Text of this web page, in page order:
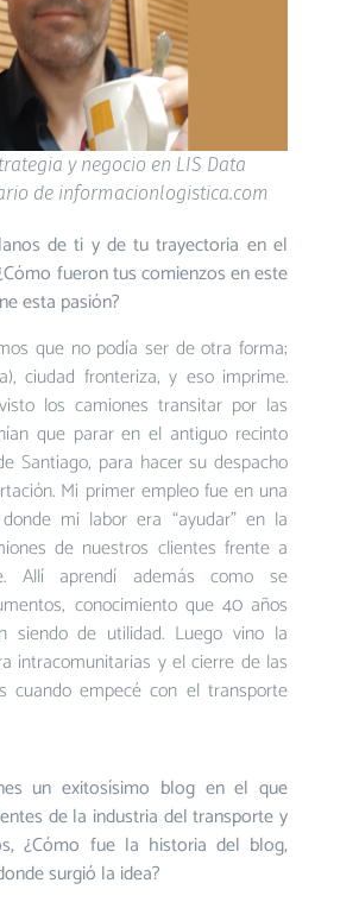
y negocio en LIS Data
de informacionlogistica.com
de ti y de tu trayectoria en el
fueron tus comienzos en este
esta pasión?
que no podía ser de otra forma;
ciudad fronteriza, y eso imprime.
los camiones transitar por las
que parar en el antiguo recinto
Santiago, para hacer su despacho
Mi primer empleo fue en una
mi labor era “ayudar” en la
de nuestros clientes frente a
Allí aprendí además como se
conocimiento que 40 años
siendo de utilidad. Luego vino la
intracomunitarias y el cierre de las
cuando empecé con el transporte
un exitosísimo blog en el que
de la industria del transporte y
¿Cómo fue la historia del blog,
surgió la idea?